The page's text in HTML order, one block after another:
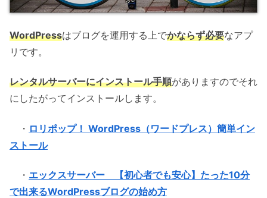
WordPressはブログを運用する上でかならず必要なアプ
リです。
レンタルサーバーにインストール手順がありますのでそれ
にしたがってインストールします。
・ ロリポップ！ WordPress（ワードプレス）簡単イン
ストール
・ エックスサーバー 【初心者でも安心】たった10分
で出来るWordPressブログの始め方